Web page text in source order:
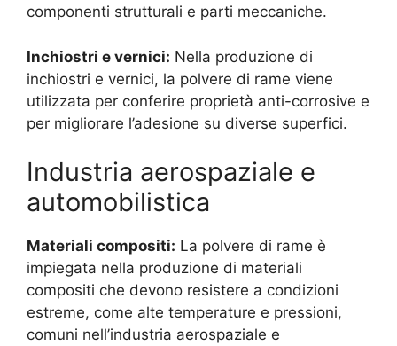
componenti strutturali e parti meccaniche.
Inchiostri e vernici: Nella produzione di
inchiostri e vernici, la polvere di rame viene
utilizzata per conferire proprietà anti-corrosive e
per migliorare l’adesione su diverse superfici.
Industria aerospaziale e
automobilistica
Materiali compositi: La polvere di rame è
impiegata nella produzione di materiali
compositi che devono resistere a condizioni
estreme, come alte temperature e pressioni,
comuni nell’industria aerospaziale e